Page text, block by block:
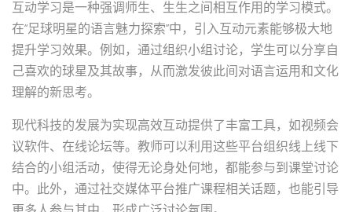
互动学习是一种强调师生、生生之间相互作用的学习模式。
在“足球明星的语言魅力探索”中，引入互动元素能够极大地
提升学习效果。例如，通过组织小组讨论，学生可以分享自
己喜欢的球星及其故事，从而激发彼此间对语言运用和文化
理解的新思考。
现代科技的发展为实现高效互动提供了丰富工具，如视频会
议软件、在线论坛等。教师可以利用这些平台组织线上线下
结合的小组活动，使得无论身处何地，都能参与到课堂讨论
中。此外，通过社交媒体平台推广课程相关话题，也能引导